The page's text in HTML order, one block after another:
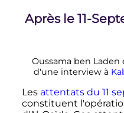
Après le 11-
Oussama ben Laden
d'une interview à
Les attentats du 11
constituent